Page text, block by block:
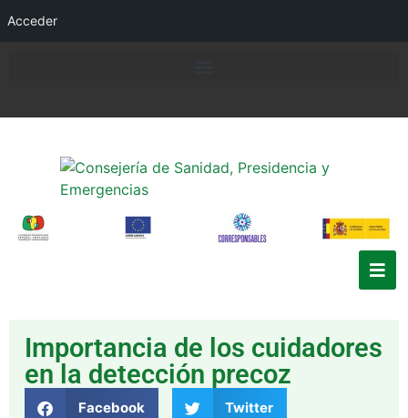
Acceder
Importancia de los cuidadores
en la detección precoz
Facebook Twitter